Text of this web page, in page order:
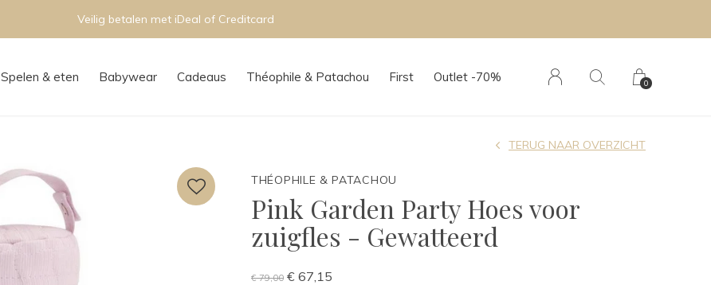
Spelen & eten Babywear Cadeaus Théophile & Patachou First Outlet -70% 0
Persoonlijk advies in onze boutique
THÉOPHILE & PATACHOU
Pink Garden Party Hoes voor
zuigfles - Gewatteerd
TERUG NAAR OVERZICHT
€ 79,00 € 67,15